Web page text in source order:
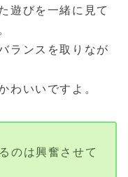
遊びを一緒に見て
ランスを取りなが
わいいですよ。
のは興奮させて